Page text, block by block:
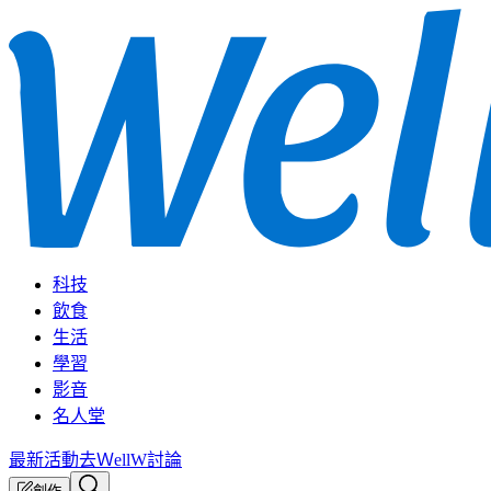
科技
飲食
生活
學習
影音
名人堂
最新活動去ＷellW討論